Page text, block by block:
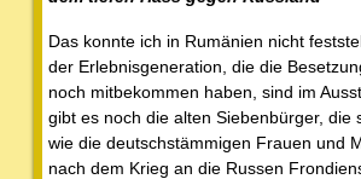
Das konnte ich in Rumänien nicht
der Erlebnisgeneration, die die
noch mitbekommen haben, sind im
gibt es noch die alten Siebenbürger, die
wie die deutschstämmigen Frauen und
nach dem Krieg an die Russen